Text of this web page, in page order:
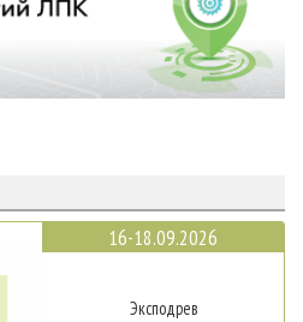
16-18.09.2026
Эксподрев